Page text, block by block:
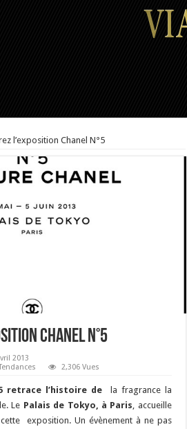
l’exposition Chanel N°5
Chanel N°5
2013
2,306 Vues
retrace l’histoire de
la fragrance la
Le Palais de Tokyo, à Paris , accueille
cette exposition. Un évènement à ne pas